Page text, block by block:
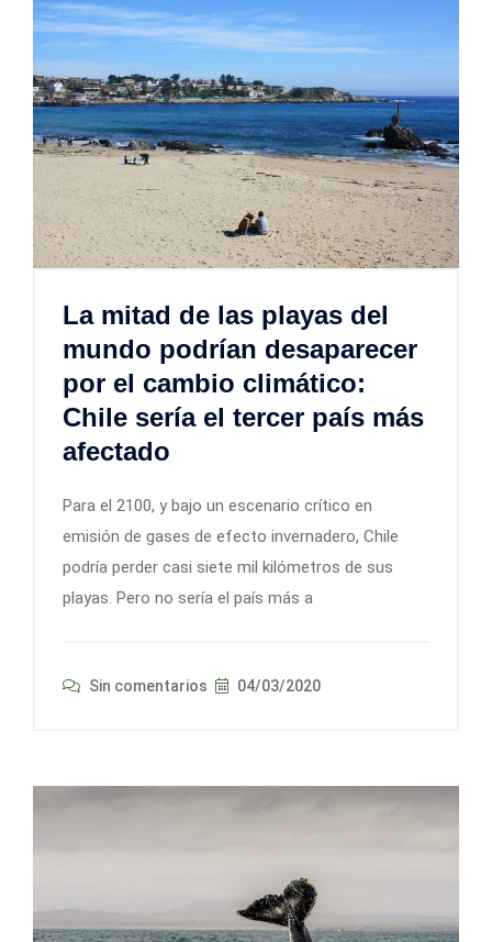
La mitad de las playas del
mundo podrían desaparecer
por el cambio climático:
Chile sería el tercer país más
afectado
Para el 2100, y bajo un escenario crítico en
emisión de gases de efecto invernadero, Chile
podría perder casi siete mil kilómetros de sus
playas. Pero no sería el país más a
Sin comentarios 04/03/2020